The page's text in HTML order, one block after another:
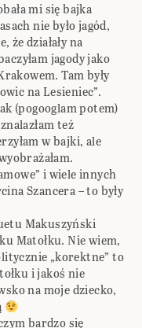
mi się bajka
nie było jagód,
że działały na
jagody jako
Tam były
na Lesieniec”.
(pogooglam potem)
też
w bajki, ale
i wiele innych
Szancera – to były
Makuszyński
Matołku. Nie wiem,
„korektne” to
i jakoś nie
na moje dziecko,
bardzo się